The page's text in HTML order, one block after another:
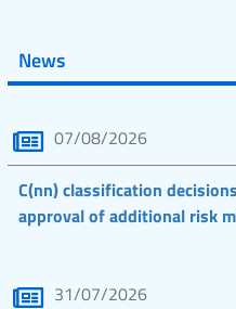
News
07/08/2026
C(nn) classification
approval of additional risk
31/07/2026